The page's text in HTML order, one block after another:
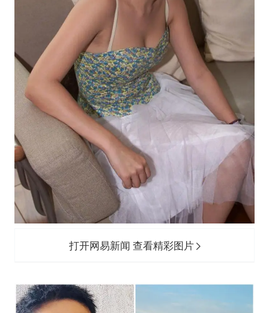
打开网易新闻 查看精彩图片